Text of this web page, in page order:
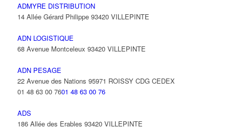
ADMYRE DISTRIBUTION
14 Allée Gérard Philippe 93420 VILLEPINTE
ADN LOGISTIQUE
68 Avenue Montceleux 93420 VILLEPINTE
ADN PESAGE
22 Avenue des Nations 95971 ROISSY CDG CEDEX
01 48 63 00 7601 48 63 00 76
ADS
186 Allée des Erables 93420 VILLEPINTE